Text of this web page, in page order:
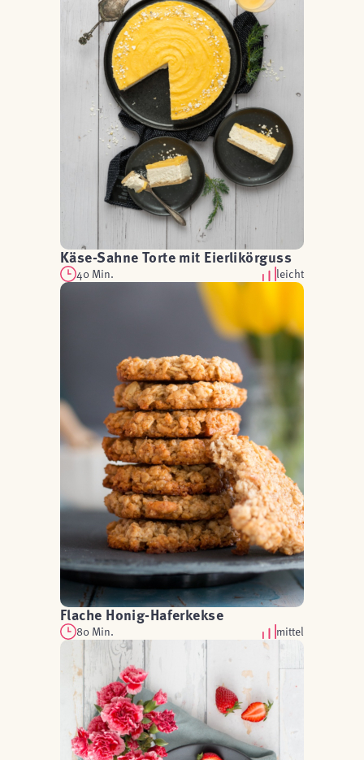
Käse-Sahne Torte mit Eierlikörguss
40 Min. leicht
Flache Honig-Haferkekse
80 Min. mittel